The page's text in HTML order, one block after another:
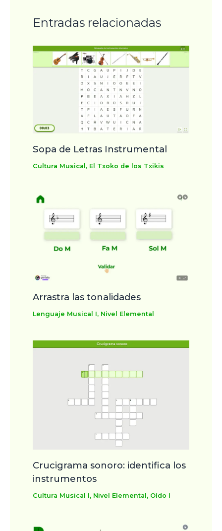
Entradas relacionadas
Sopa de Letras Instrumental
Cultura Musical , El Txoko de los Txikis
Arrastra las tonalidades
Lenguaje Musical I, Nivel Elemental
Crucigrama sonoro: identifica los
instrumentos
Cultura Musical I, Nivel Elemental , Oído I